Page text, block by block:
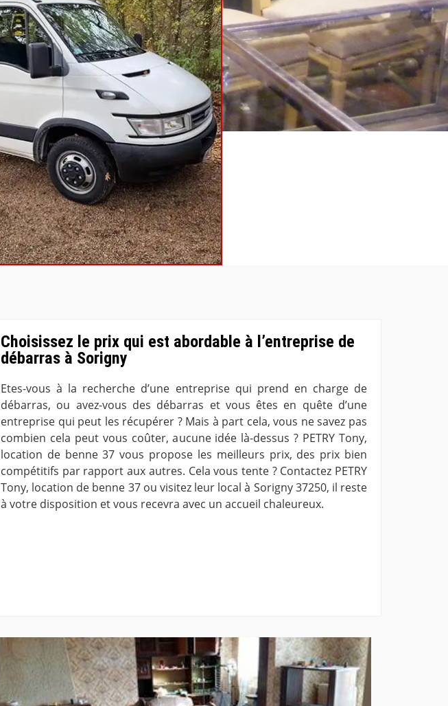
Choisissez le prix qui est abordable à l’entreprise de
débarras à Sorigny
Etes-vous à la recherche d’une entreprise qui prend en charge de
débarras, ou avez-vous des débarras et vous êtes en quête d’une
entreprise qui peut les récupérer ? Mais à part cela, vous ne savez pas
combien cela peut vous coûter, aucune idée là-dessus ? PETRY Tony,
location de benne 37 vous propose les meilleurs prix, des prix bien
compétitifs par rapport aux autres. Cela vous tente ? Contactez PETRY
Tony, location de benne 37 ou visitez leur local à Sorigny 37250, il reste
à votre disposition et vous recevra avec un accueil chaleureux.